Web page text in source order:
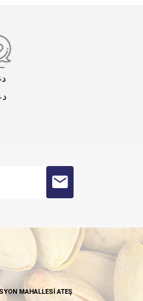
MAHALLESİ ATEŞ